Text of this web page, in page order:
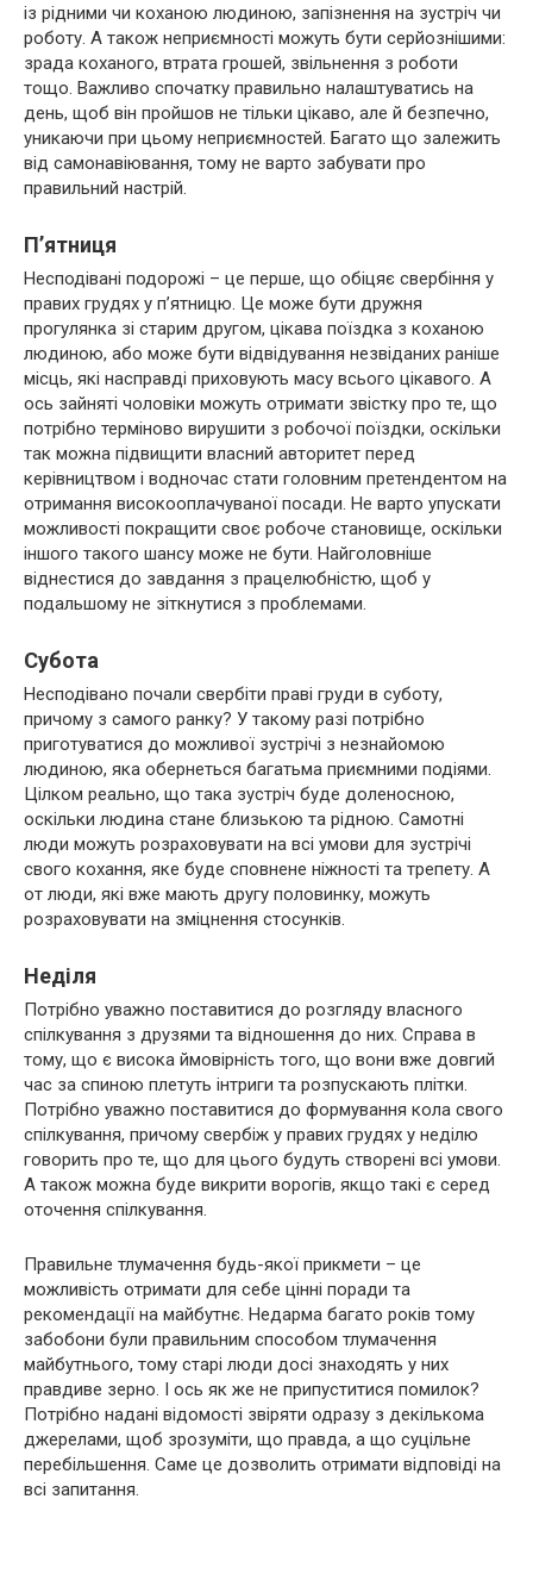
із рідними чи коханою людиною, запізнення на зустріч чи
роботу. А також неприємності можуть бути серйознішими:
зрада коханого, втрата грошей, звільнення з роботи
тощо. Важливо спочатку правильно налаштуватись на
день, щоб він пройшов не тільки цікаво, але й безпечно,
уникаючи при цьому неприємностей. Багато що залежить
від самонавіювання, тому не варто забувати про
правильний настрій.
П’ятниця
Несподівані подорожі – це перше, що обіцяє свербіння у
правих грудях у п’ятницю. Це може бути дружня
прогулянка зі старим другом, цікава поїздка з коханою
людиною, або може бути відвідування незвіданих раніше
місць, які насправді приховують масу всього цікавого. А
ось зайняті чоловіки можуть отримати звістку про те, що
потрібно терміново вирушити з робочої поїздки, оскільки
так можна підвищити власний авторитет перед
керівництвом і водночас стати головним претендентом на
отримання високооплачуваної посади. Не варто упускати
можливості покращити своє робоче становище, оскільки
іншого такого шансу може не бути. Найголовніше
віднестися до завдання з працелюбністю, щоб у
подальшому не зіткнутися з проблемами.
Субота
Несподівано почали свербіти праві груди в суботу,
причому з самого ранку? У такому разі потрібно
приготуватися до можливої ​​зустрічі з незнайомою
людиною, яка обернеться багатьма приємними подіями.
Цілком реально, що така зустріч буде доленосною,
оскільки людина стане близькою та рідною. Самотні
люди можуть розраховувати на всі умови для зустрічі
свого кохання, яке буде сповнене ніжності та трепету. А
от люди, які вже мають другу половинку, можуть
розраховувати на зміцнення стосунків.
Неділя
Потрібно уважно поставитися до розгляду власного
спілкування з друзями та відношення до них. Справа в
тому, що є висока ймовірність того, що вони вже довгий
час за спиною плетуть інтриги та розпускають плітки.
Потрібно уважно поставитися до формування кола свого
спілкування, причому свербіж у правих грудях у неділю
говорить про те, що для цього будуть створені всі умови.
А також можна буде викрити ворогів, якщо такі є серед
оточення спілкування.
Правильне тлумачення будь-якої прикмети – це
можливість отримати для себе цінні поради та
рекомендації на майбутнє. Недарма багато років тому
забобони були правильним способом тлумачення
майбутнього, тому старі люди досі знаходять у них
правдиве зерно. І ось як же не припуститися помилок?
Потрібно надані відомості звіряти одразу з декількома
джерелами, щоб зрозуміти, що правда, а що суцільне
перебільшення. Саме це дозволить отримати відповіді на
всі запитання.